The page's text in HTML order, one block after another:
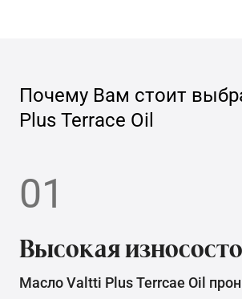
Почему Вам стоит
Plus Terrace Oil
01
Высокая
Масло Valtti Plus Terrcae Oil